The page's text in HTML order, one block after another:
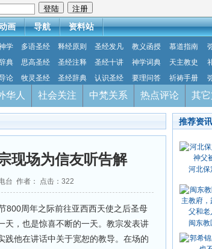
画 导航 资料站
学 多语圣经 释经原则 圣经发凡 教义函授 慕道指南
典 思高圣经 圣经注释 圣经十讲 神学词典 天主教史
论 牧灵圣经 圣经辞典 认识圣经 要理问答 祈祷手册
华人 社会关注 中梵关系 热点评论 其
现场为信友听告解
台 作者： 点击： 322
800周年之际前往亚西西天使之后圣母
天，也是惊喜不断的一天。教宗发表讲
践他在讲话中关于宽恕的教导。在场的
推荐资讯
河北保
闽东教